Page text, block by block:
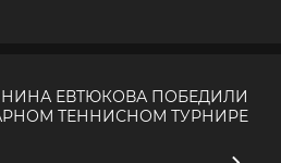
ЕВТЮКОВА ПОБЕДИЛИ
ТЕННИСНОМ ТУРНИРЕ